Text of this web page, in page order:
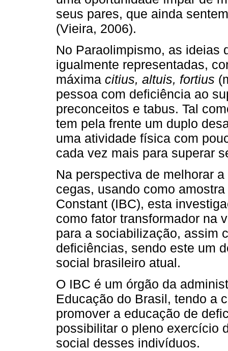
seus pares, que ainda
(Vieira, 2006).
No Paraolimpismo, as ideias
igualmente representadas,
máxima citius, altuis, fortius
pessoa com deficiência ao
preconceitos e tabus. Tal
tem pela frente um duplo
uma atividade física com
cada vez mais para superar
Na perspectiva de melhorar
cegas, usando como
Constant (IBC), esta
como fator transformador na
para a sociabilização, assim
deficiências, sendo este um
social brasileiro atual.
O IBC é um órgão da
Educação do Brasil, tendo a
promover a educação de
possibilitar o pleno exercício
social desses indivíduos.